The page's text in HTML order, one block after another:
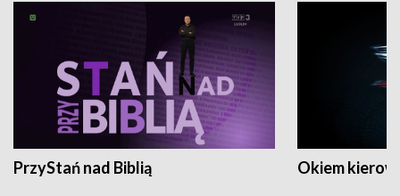
PrzyStań nad Biblią Okiem